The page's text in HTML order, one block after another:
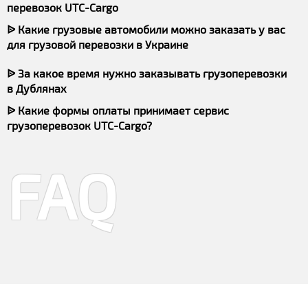
перевозок UTC-Cargo
ᐉ Какие грузовые автомобили можно заказать у вас
для грузовой перевозки в Украине
ᐉ За какое время нужно заказывать грузоперевозки
в Дублянах
ᐉ Какие формы оплаты принимает сервис
грузоперевозок UTC-Cargo?
FAQ